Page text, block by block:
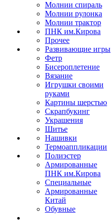
Молнии спираль
Молнии рулонка
Молнии трактор
ПНК им.Кирова
Прочее
Развивающие игры
Фетр
Бисероплетение
Вязание
Игрушки своими
руками
Картины шерстью
Скрапбукинг
Украшения
Шитье
Нашивки
Термоаппликации
Полиэстер
Армированные
ПНК им.Кирова
Специальные
Армированные
Китай
Обувные